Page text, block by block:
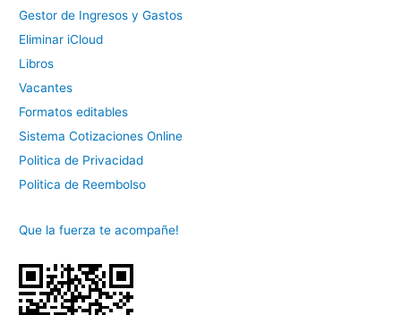
Gestor de Ingresos y Gastos
Eliminar iCloud
Libros
Vacantes
Formatos editables
Sistema Cotizaciones Online
Politica de Privacidad
Politica de Reembolso
Que la fuerza te acompañe!